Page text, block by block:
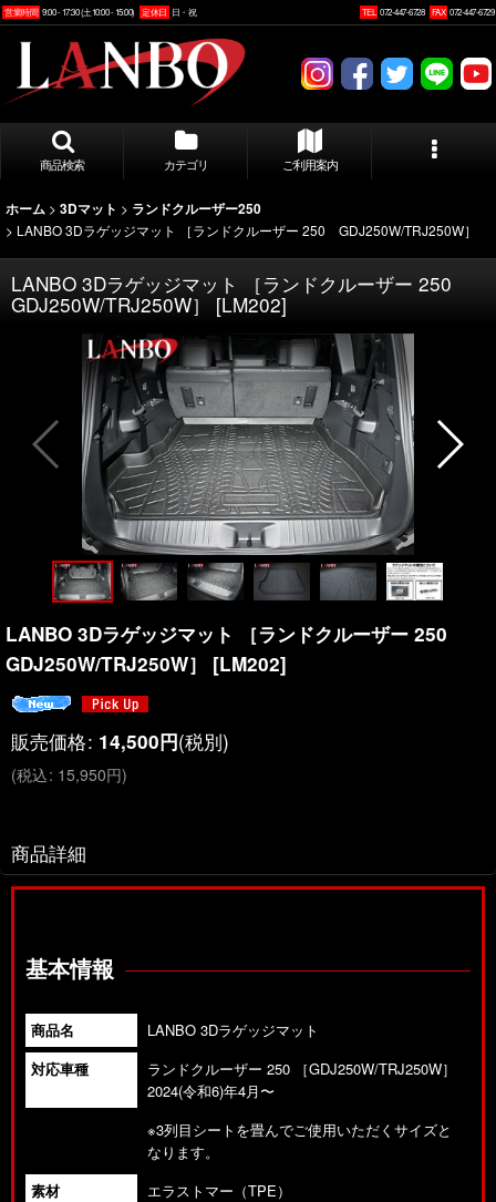
営業時間 9:00 - 17:30 (土10:00 - 15:00) 定休日 日・祝 TEL 072-447-6728 FAX 072-447-6729
商品検索 カテゴリ ご利用案内
ホーム > 3Dマット > ランドクルーザー250
> LANBO 3Dラゲッジマット ［ランドクルーザー 250 GDJ250W/TRJ250W］
LANBO 3Dラゲッジマット ［ランドクルーザー 250
GDJ250W/TRJ250W］ [LM202]
LANBO 3Dラゲッジマット ［ランドクルーザー 250
GDJ250W/TRJ250W］
[LM202]
販売価格: 14,500円(税別)
(税込: 15,950円)
商品詳細
基本情報
商品名
LANBO 3Dラゲッジマット
対応車種
ランドクルーザー 250 ［GDJ250W/TRJ250W］
2024(令和6)年4月〜
※3列目シートを畳んでご使用いただくサイズと
なります。
素材
エラストマー（TPE）